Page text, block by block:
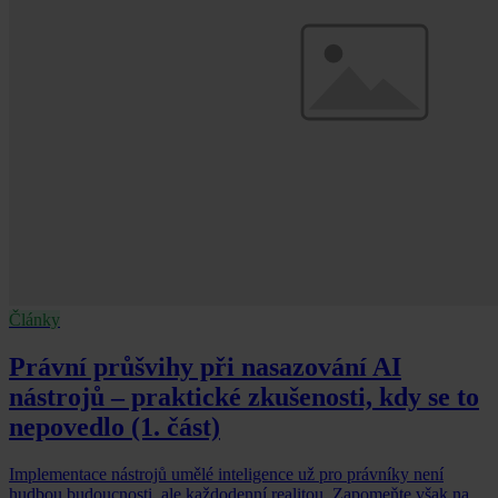
Články
Právní průšvihy při nasazování AI
nástrojů – praktické zkušenosti, kdy se to
nepovedlo (1. část)
Implementace nástrojů umělé inteligence už pro právníky není